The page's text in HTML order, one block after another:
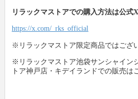
リラックマストアでの購入方法は公式
https://x.com/_rks_official
※リラックマストア限定商品ではござ
※リラックマストア池袋サンシャイン
トア神戸店・キデイランドでの販売は